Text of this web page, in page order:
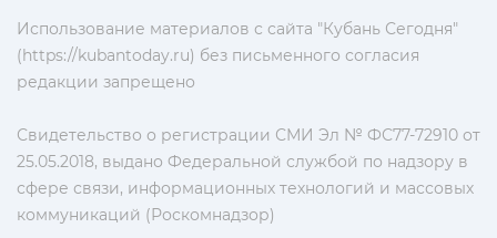
Использование материалов с сайта "Кубань Сегодня"
(https://kubantoday.ru) без письменного согласия
редакции запрещено
Свидетельство о регистрации СМИ Эл № ФС77-72910 от
25.05.2018, выдано Федеральной службой по надзору в
сфере связи, информационных технологий и массовых
коммуникаций (Роскомнадзор)